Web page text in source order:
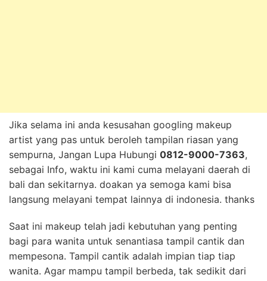
Jika selama ini anda kesusahan googling makeup
artist yang pas untuk beroleh tampilan riasan yang
sempurna, Jangan Lupa Hubungi 0812-9000-7363,
sebagai Info, waktu ini kami cuma melayani daerah di
bali dan sekitarnya. doakan ya semoga kami bisa
langsung melayani tempat lainnya di indonesia. thanks
Saat ini makeup telah jadi kebutuhan yang penting
bagi para wanita untuk senantiasa tampil cantik dan
mempesona. Tampil cantik adalah impian tiap tiap
wanita. Agar mampu tampil berbeda, tak sedikit dari